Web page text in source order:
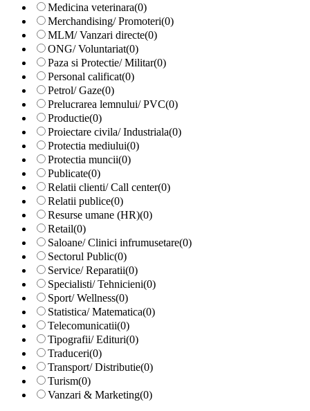
Medicina veterinara(0)
Merchandising/ Promoteri(0)
MLM/ Vanzari directe(0)
ONG/ Voluntariat(0)
Paza si Protectie/ Militar(0)
Personal calificat(0)
Petrol/ Gaze(0)
Prelucrarea lemnului/ PVC(0)
Productie(0)
Proiectare civila/ Industriala(0)
Protectia mediului(0)
Protectia muncii(0)
Publicate(0)
Relatii clienti/ Call center(0)
Relatii publice(0)
Resurse umane (HR)(0)
Retail(0)
Saloane/ Clinici infrumusetare(0)
Sectorul Public(0)
Service/ Reparatii(0)
Specialisti/ Tehnicieni(0)
Sport/ Wellness(0)
Statistica/ Matematica(0)
Telecomunicatii(0)
Tipografii/ Edituri(0)
Traduceri(0)
Transport/ Distributie(0)
Turism(0)
Vanzari & Marketing(0)